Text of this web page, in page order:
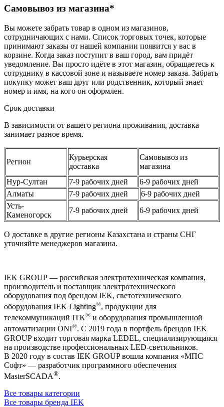
Самовывоз из магазина*
Вы можете забрать товар в одном из магазинов,
сотрудничающих с нами. Список торговых точек, которые
принимают заказы от нашей компании появится у вас в
корзине. Когда заказ поступит в ваш город, вам придёт
уведомление. Вы просто идёте в этот магазин, обращаетесь к
сотруднику в кассовой зоне и называете номер заказа. Забрать
покупку может ваш друг или родственник, который знает
номер и имя, на кого он оформлен.
Срок доставки
В зависимости от вашего региона проживания, доставка
занимает разное время.
Регион
Курьерская
доставка
Самовывоз из
магазина
Нур-Султан
7-9 рабочих дней
6-9 рабочих дней
Алматы
7-9 рабочих дней
6-9 рабочих дней
Усть-
Каменогорск
7-9 рабочих дней 6-9 рабочих дней
О доставке в другие регионы Казахстана и страны СНГ
уточняйте менеджеров магазина.
IEK GROUP — российская электротехническая компания,
производитель и поставщик электротехнического
оборудования под брендом IEK, светотехнического
оборудования IEK Lighting®, продукции для
телекоммуникаций ITK® и оборудования промышленной
автоматизации ONI®. С 2019 года в портфель брендов IEK
GROUP входит торговая марка LEDEL, специализирующаяся
на производстве профессиональных LED-светильников.
В 2020 году в состав IEK GROUP вошла компания «МПС
Софт» — разработчик программного обеспечения
MasterSCADA®.
Все товары категории
Все товары бренда IEK